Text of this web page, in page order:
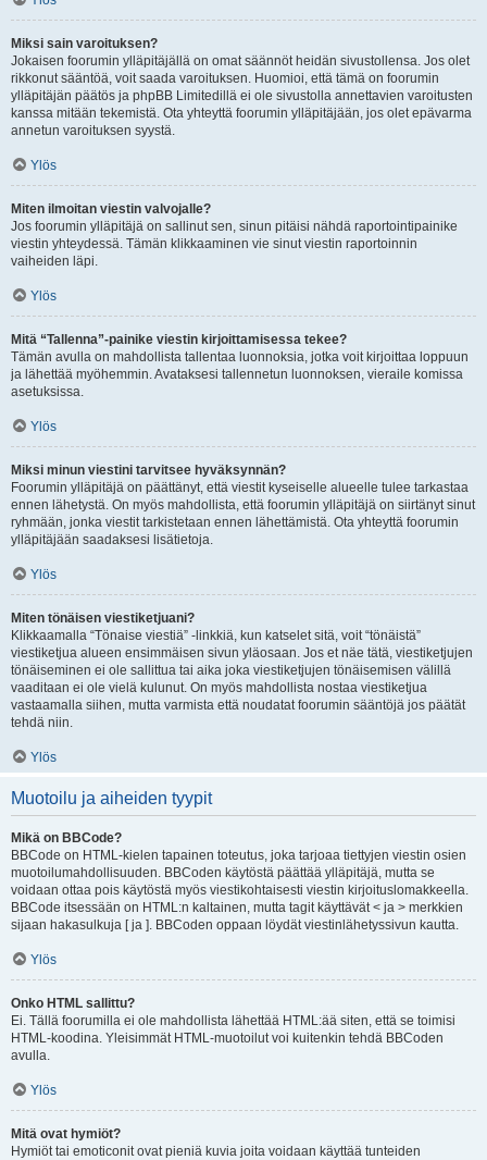
Miksi sain varoituksen?
Jokaisen foorumin ylläpitäjällä on omat säännöt heidän sivustollensa. Jos olet
rikkonut sääntöä, voit saada varoituksen. Huomioi, että tämä on foorumin
ylläpitäjän päätös ja phpBB Limitedillä ei ole sivustolla annettavien varoitusten
kanssa mitään tekemistä. Ota yhteyttä foorumin ylläpitäjään, jos olet epävarma
annetun varoituksen syystä.
Ylös
Miten ilmoitan viestin valvojalle?
Jos foorumin ylläpitäjä on sallinut sen, sinun pitäisi nähdä raportointipainike
viestin yhteydessä. Tämän klikkaaminen vie sinut viestin raportoinnin
vaiheiden läpi.
Ylös
Mitä “Tallenna”-painike viestin kirjoittamisessa tekee?
Tämän avulla on mahdollista tallentaa luonnoksia, jotka voit kirjoittaa loppuun
ja lähettää myöhemmin. Avataksesi tallennetun luonnoksen, vieraile komissa
asetuksissa.
Ylös
Miksi minun viestini tarvitsee hyväksynnän?
Foorumin ylläpitäjä on päättänyt, että viestit kyseiselle alueelle tulee tarkastaa
ennen lähetystä. On myös mahdollista, että foorumin ylläpitäjä on siirtänyt sinut
ryhmään, jonka viestit tarkistetaan ennen lähettämistä. Ota yhteyttä foorumin
ylläpitäjään saadaksesi lisätietoja.
Ylös
Miten tönäisen viestiketjuani?
Klikkaamalla “Tönaise viestiä” -linkkiä, kun katselet sitä, voit “tönäistä”
viestiketjua alueen ensimmäisen sivun yläosaan. Jos et näe tätä, viestiketjujen
tönäiseminen ei ole sallittua tai aika joka viestiketjujen tönäisemisen välillä
vaaditaan ei ole vielä kulunut. On myös mahdollista nostaa viestiketjua
vastaamalla siihen, mutta varmista että noudatat foorumin sääntöjä jos päätät
tehdä niin.
Ylös
Muotoilu ja aiheiden tyypit
Mikä on BBCode?
BBCode on HTML-kielen tapainen toteutus, joka tarjoaa tiettyjen viestin osien
muotoilumahdollisuuden. BBCoden käytöstä päättää ylläpitäjä, mutta se
voidaan ottaa pois käytöstä myös viestikohtaisesti viestin kirjoituslomakkeella.
BBCode itsessään on HTML:n kaltainen, mutta tagit käyttävät < ja > merkkien
sijaan hakasulkuja [ ja ]. BBCoden oppaan löydät viestinlähetyssivun kautta.
Ylös
Onko HTML sallittu?
Ei. Tällä foorumilla ei ole mahdollista lähettää HTML:ää siten, että se toimisi
HTML-koodina. Yleisimmät HTML-muotoilut voi kuitenkin tehdä BBCoden
avulla.
Ylös
Mitä ovat hymiöt?
Hymiöt tai emoticonit ovat pieniä kuvia joita voidaan käyttää tunteiden